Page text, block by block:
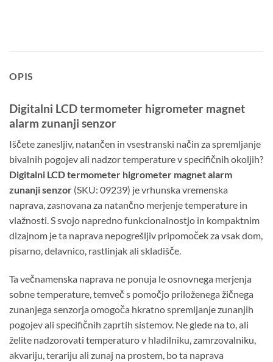
OPIS
Digitalni LCD termometer higrometer magnet
alarm zunanji senzor
Iščete zanesljiv, natančen in vsestranski način za spremljanje
bivalnih pogojev ali nadzor temperature v specifičnih okoljih?
Digitalni LCD termometer higrometer magnet alarm
zunanji senzor (SKU: 09239) je vrhunska vremenska
naprava, zasnovana za natančno merjenje temperature in
vlažnosti. S svojo napredno funkcionalnostjo in kompaktnim
dizajnom je ta naprava nepogrešljiv pripomoček za vsak dom,
pisarno, delavnico, rastlinjak ali skladišče.
Ta večnamenska naprava ne ponuja le osnovnega merjenja
sobne temperature, temveč s pomočjo priloženega žičnega
zunanjega senzorja omogoča hkratno spremljanje zunanjih
pogojev ali specifičnih zaprtih sistemov. Ne glede na to, ali
želite nadzorovati temperaturo v hladilniku, zamrzovalniku,
akvariju, terariju ali zunaj na prostem, bo ta naprava